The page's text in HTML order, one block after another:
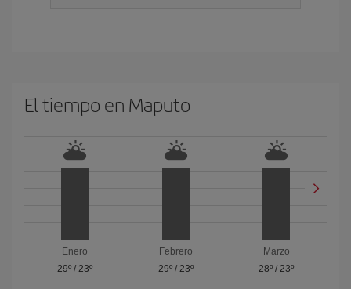
El tiempo en Maputo
Enero
29º/ 23º
Febrero
29º/ 23º
Marzo
28º / 23º